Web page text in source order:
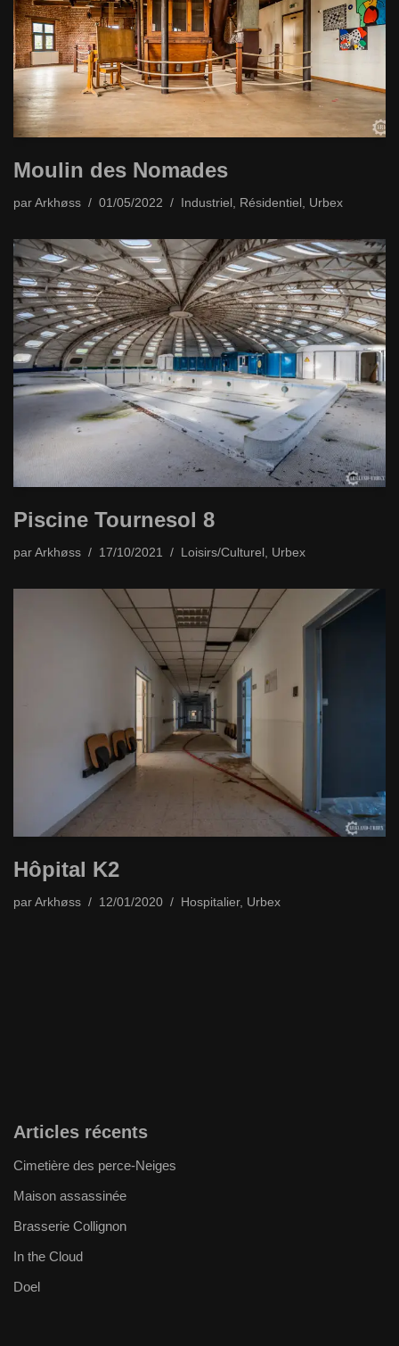
Moulin des Nomades
par Arkhøss 01/05/2022 Industriel Résidentiel Urbex
Piscine Tournesol 8
par Arkhøss 17/10/2021 Loisirs/Culturel Urbex
Hôpital K2
par Arkhøss 12/01/2020 Hospitalier, Urbex
Articles récents
Cimetière des perce-Neiges
Maison assassinée
Brasserie Collignon
In the Cloud
Doel